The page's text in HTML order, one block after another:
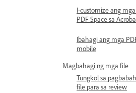
I-customize ang
PDF Space sa
Ibahagi ang mga
mobile
Magbahagi ng mga file
Tungkol sa
file para sa review